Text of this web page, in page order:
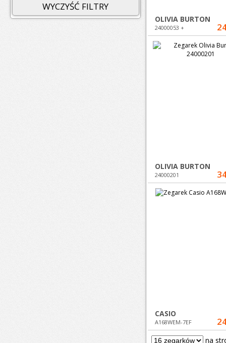
WYCZYŚĆ FILTRY
OLIVIA BURTON
24000053 +
OLIVIA BURTON
24000201
CASIO
A168WEM-7EF
na